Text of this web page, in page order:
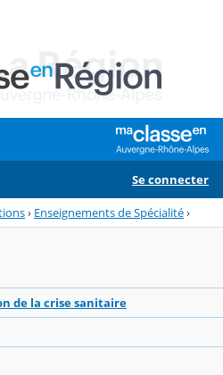
Se connecter
› Enseignements de Spécialité›
de la crise sanitaire